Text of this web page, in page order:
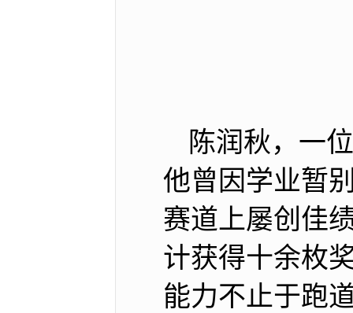
陈润秋，一
他曾因学业暂
赛道上屡创佳
计获得十余枚
能力不止于跑